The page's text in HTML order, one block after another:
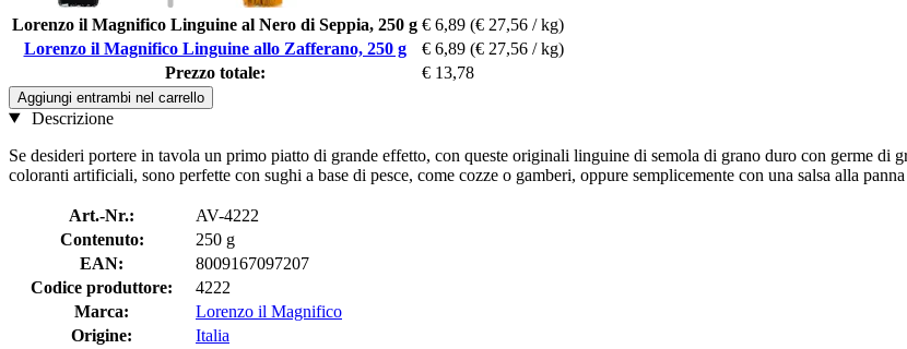
Lorenzo il Magnifico Linguine al Nero di Seppia, 250 g € 6,89 (€ 27,56 / kg)
Lorenzo il Magnifico Linguine allo Zafferano, 250 g
€ 6,89 (€ 27,56 / kg)
Prezzo totale:
€ 13,78
Aggiungi entrambi nel carrello
Descrizione
Se desideri portere in tavola un primo piatto di grande effetto, con queste originali linguine di semola di grano duro con germe di
coloranti artificiali, sono perfette con sughi a base di pesce, come cozze o gamberi, oppure semplicemente con una salsa alla
Art.-Nr.:
AV-4222
Contenuto:
250 g
EAN:
8009167097207
Codice produttore:
4222
Marca:
Lorenzo il Magnifico
Origine:
Italia